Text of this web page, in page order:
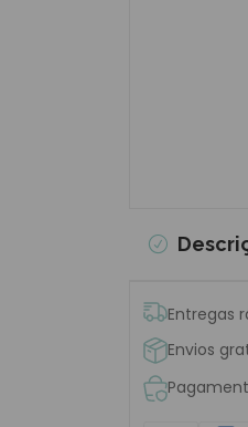
Entregas
Envios